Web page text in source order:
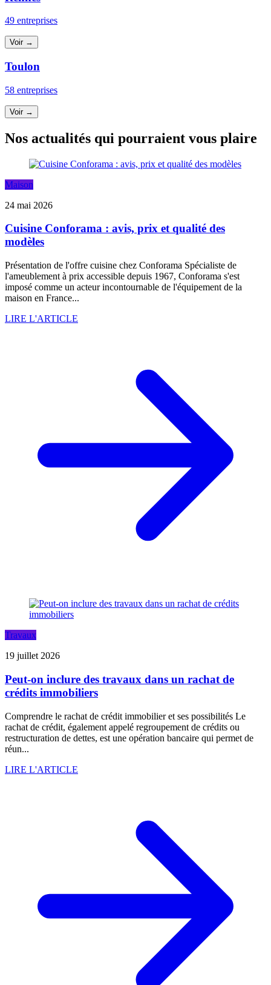
49 entreprises
Voir →
Toulon
58 entreprises
Voir →
Nos actualités qui pourraient vous plaire
Maison
24 mai 2026
Cuisine Conforama : avis, prix et qualité des
modèles
Présentation de l'offre cuisine chez Conforama Spécialiste de
l'ameublement à prix accessible depuis 1967, Conforama s'est
imposé comme un acteur incontournable de l'équipement de la
maison en France...
LIRE L'ARTICLE
Travaux
19 juillet 2026
Peut-on inclure des travaux dans un rachat de
crédits immobiliers
Comprendre le rachat de crédit immobilier et ses possibilités Le
rachat de crédit, également appelé regroupement de crédits ou
restructuration de dettes, est une opération bancaire qui permet de
réun...
LIRE L'ARTICLE